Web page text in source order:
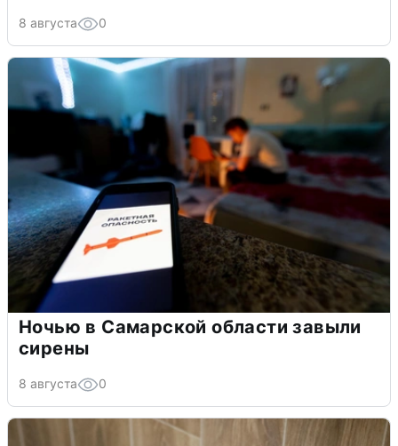
8 августа 0
Ночью в Самарской области завыли
сирены
8 августа 0